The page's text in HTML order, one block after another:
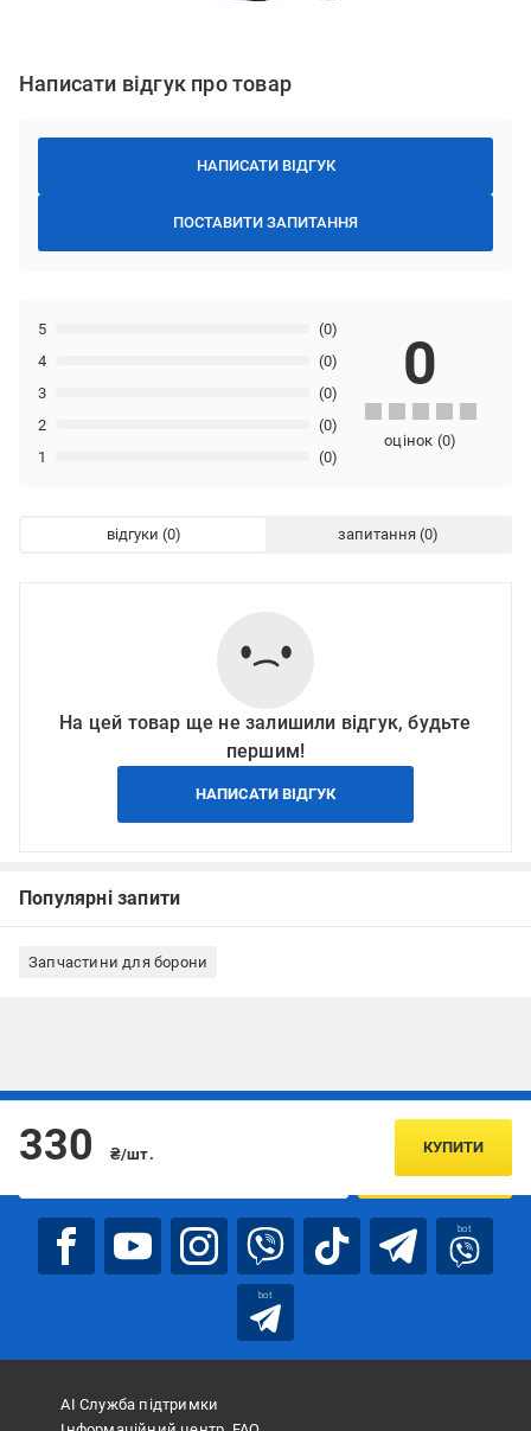
Написати відгук про товар
НАПИСАТИ ВІДГУК
ПОСТАВИТИ ЗАПИТАННЯ
1 (0)
2 (0)
3 (0)
4 (0)
5 (0)
0
оцінок (0)
відгуки запитання
На цей товар ще не залишили відгук, будьте
першим!
НАПИСАТИ ВІДГУК
Популярні запити
Запчастини для борони
330 ₴/шт. КУПИТИ
Підписуйтесь, щоб дізнаватись першим про акції та пропозиції
ПІДПИСАТИСЯ
bot
bot
АІ Служба підтримки